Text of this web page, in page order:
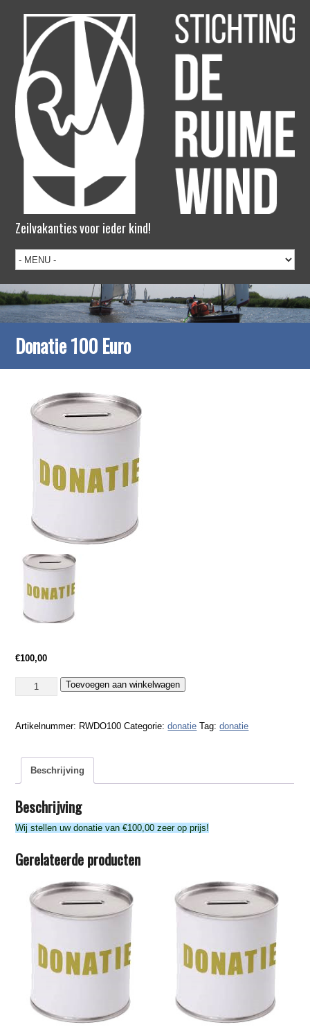
Zeilvakanties voor ieder kind!
Donatie 100 Euro
€100,00
Donatie
Toevoegen aan winkelwagen
Artikelnummer: RWDO100 Categorie:donatie Tag:donatie
Beschrijving
Beschrijving
Wij stellen uw donatie van €100,00 zeer op prijs!
Gerelateerde producten